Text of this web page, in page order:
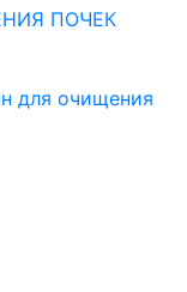
ПОЧЕК
для очищения